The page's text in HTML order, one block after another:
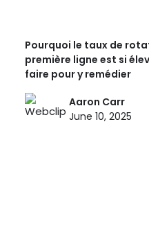
Pourquoi le taux de
première ligne est si
faire pour y remédier
Aaron Carr
June 10, 2025